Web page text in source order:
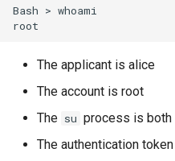
Bash > whoami
The applicant is alice
The account is root
The su process is both
The authentication